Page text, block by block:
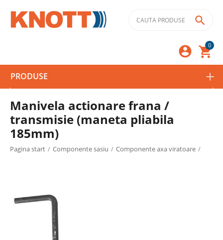
0




PRODUSE
Manivela actionare frana /
transmisie (maneta pliabila
185mm)
Pagina start / Componente sasiu / Componente axa viratoare /